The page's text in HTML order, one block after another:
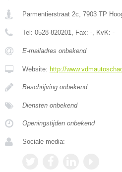
Parmentierstraat 2c 7903 TP
Tel: 0528-820201 , Fax: - , KvK: -
E-mailadres onbekend
Website: http://
Beschrijving onbekend
Diensten onbekend
Openingstijden onbekend
Sociale media: